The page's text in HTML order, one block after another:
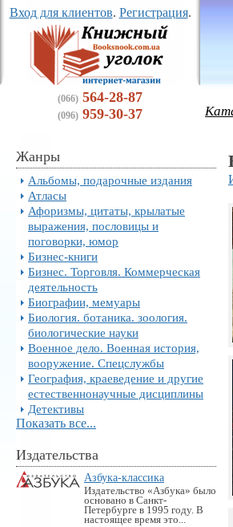
Вход для клиентов. Регистрация.
(066) 564-28-87
(096) 959-30-37
Жанры
Альбомы, подарочные издания
Атласы
Афоризмы, цитаты, крылатые
выражения, пословицы и
поговорки, юмор
Бизнес-книги
Бизнес. Торговля. Коммерческая
деятельность
Биографии, мемуары
Биология. ботаника. зоология.
биологические науки
Военное дело. Военная история,
вооружение. Спецслужбы
География, краеведение и другие
естественнонаучные дисциплины
Детективы
Показать все...
Издательства
Азбука-классика
Издательство «Азбука» было
основано в Санкт-
Петербурге в 1995 году. В
настоящее время это...